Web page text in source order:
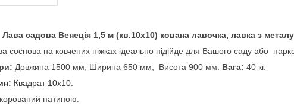
Лава садова Венеція 1,5 м (кв.10х10) кована лавочка, лавка з
соснова на ковчених ніжках ідеально підійде для Вашого саду або
Довжина 1500 мм; Ширина 650 мм; Висота 900 мм. Вага: 40 кг.
Квадрат 10х10.
патиною.